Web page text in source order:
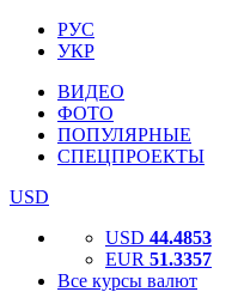
РУС
УКР
ВИДЕО
ФОТО
ПОПУЛЯРНЫЕ
СПЕЦПРОЕКТЫ
USD
USD 44.4853
EUR 51.3357
Все курсы валют